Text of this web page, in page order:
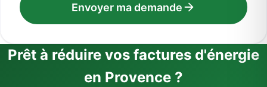
Envoyer ma demande
Prêt à réduire vos factures d'énergie
en Provence ?